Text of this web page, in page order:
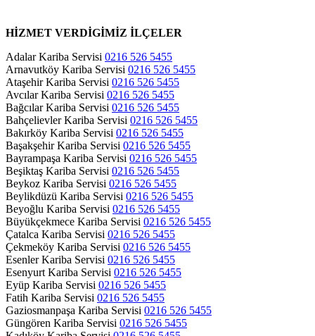
HİZMET VERDİGİMİZ İLÇELER
Adalar Kariba Servisi 0216 526 5455
Arnavutköy Kariba Servisi 0216 526 5455
Ataşehir Kariba Servisi 0216 526 5455
Avcılar Kariba Servisi 0216 526 5455
Bağcılar Kariba Servisi 0216 526 5455
Bahçelievler Kariba Servisi 0216 526 5455
Bakırköy Kariba Servisi 0216 526 5455
Başakşehir Kariba Servisi 0216 526 5455
Bayrampaşa Kariba Servisi 0216 526 5455
Beşiktaş Kariba Servisi 0216 526 5455
Beykoz Kariba Servisi 0216 526 5455
Beylikdüzü Kariba Servisi 0216 526 5455
Beyoğlu Kariba Servisi 0216 526 5455
Büyükçekmece Kariba Servisi 0216 526 5455
Çatalca Kariba Servisi 0216 526 5455
Çekmeköy Kariba Servisi 0216 526 5455
Esenler Kariba Servisi 0216 526 5455
Esenyurt Kariba Servisi 0216 526 5455
Eyüp Kariba Servisi 0216 526 5455
Fatih Kariba Servisi 0216 526 5455
Gaziosmanpaşa Kariba Servisi 0216 526 5455
Güngören Kariba Servisi 0216 526 5455